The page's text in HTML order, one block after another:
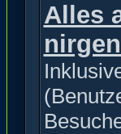
Alles